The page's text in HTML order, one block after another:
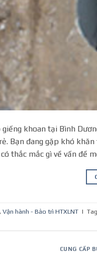
khoan tại Bình
Bạn đang gặp khó
thắc mắc gì về vấn đề
, Vận hành - Bảo trì HTXLNT |
CUNG CẤP